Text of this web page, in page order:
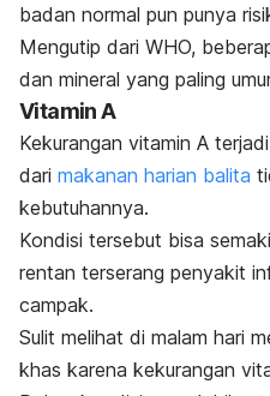
badan normal pun punya
Mengutip dari WHO,
dan mineral yang paling
Vitamin A
Kekurangan vitamin A
dari makanan harian balita
kebutuhannya.
Kondisi tersebut bisa
rentan terserang penyakit
campak.
Sulit melihat di malam hari
khas karena kekurangan